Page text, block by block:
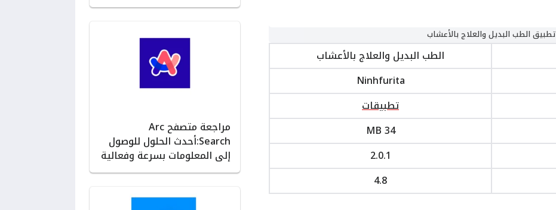
مراجعة متصفح Arc
Search:أحدث الحلول للوصول
إلى المعلومات بسرعة وفعالية
تطبيق الطب البديل والعلاج بالأعشاب
الطب البديل والعلاج بالأعشاب
Ninhfurita
تطبيقات
34 MB
2.0.1
4.8